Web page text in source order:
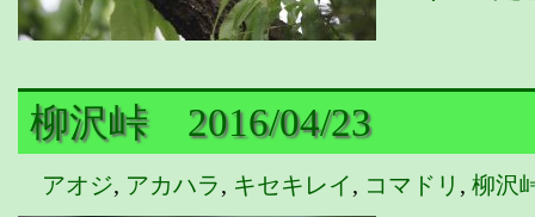
柳沢峠 2016/04/23
アオジ, アカハラ, キセキレイ, コマドリ , 柳沢